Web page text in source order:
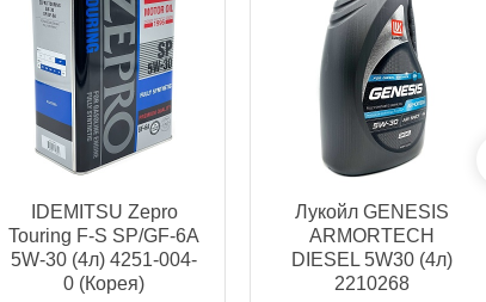
IDEMITSU Zepro
Touring F-S SP/GF-6A
5W-30 (4л) 4251-004-
0 (Корея)
Лукойл GENESIS
ARMORTECH
DIESEL 5W30 (4л)
2210268